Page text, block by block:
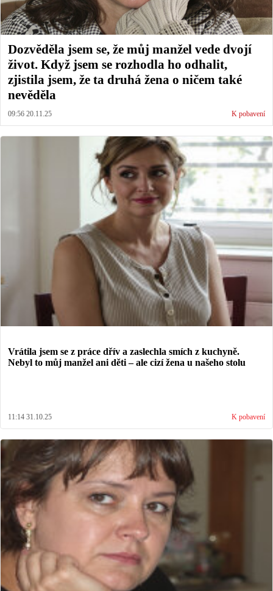
Dozvěděla jsem se, že můj manžel vede dvojí
život. Když jsem se rozhodla ho odhalit,
zjistila jsem, že ta druhá žena o ničem také
nevěděla
09:56 20.11.25 K pobavení
Vrátila jsem se z práce dřív a zaslechla smích z kuchyně.
Nebyl to můj manžel ani děti – ale cizí žena u našeho stolu
11:14 31.10.25 K pobavení